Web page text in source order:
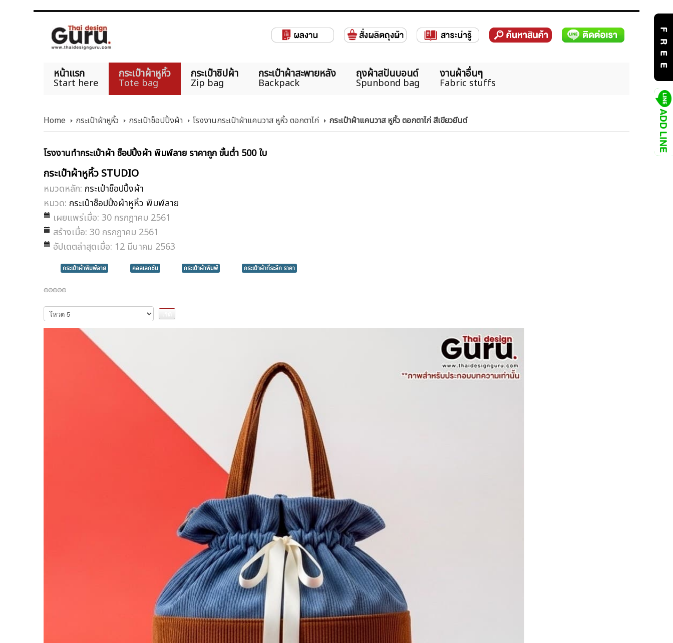
หน้าแรก
Start here
กระเป๋าผ้าหูหิ้ว
Tote bag
กระเป๋าซิปผ้า
Zip bag
กระเป๋าผ้าสะพายหลัง
Backpack
ถุงผ้าสปันบอนด์
Spunbond bag
งานผ้าอื่นๆ
Fabric stuffs
Home กระเป๋าผ้าหูหิ้ว กระเป๋าช็อปปิ้งผ้า โรงงานกระเป๋าผ้าแคนวาส หูหิ้ว ตอกตาไก่ กระเป๋าผ้าแคนวาส หูหิ้ว ตอกตาไก่ สีเขียวยีนต์
โรงงานทำกระเป๋าผ้า ช็อปปิ้งผ้า พิมพ์ลาย ราคาถูก ขั้นต่ำ 500 ใบ
กระเป๋าผ้าหูหิ้ว STUDIO
หมวดหลัก: กระเป๋าช็อปปิ้งผ้า
หมวด: กระเป๋าช็อปปิ้งผ้าหูหิ้ว พิมพ์ลาย
เผยแพร่เมื่อ: 30 กรกฎาคม 2561
สร้างเมื่อ: 30 กรกฎาคม 2561
อัปเดตล่าสุดเมื่อ: 12 มีนาคม 2563
กระเป๋าผ้าพิมพ์ลาย คอลเลกชัน กระเป๋าผ้าพิมพ์ กระเป๋าผ้าที่ระลึก ราคา
กรุณา
ให้
คะแนน